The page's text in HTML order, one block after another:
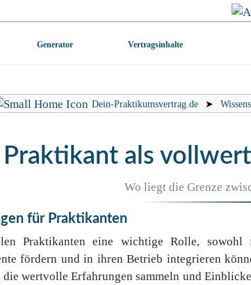
Generator Vertragsinhalte
Dein-Praktikumsvertrag.de ➤
Praktikant als
Wo liegt die Grenze
für Praktikanten
Praktikanten eine wichtige Rolle, sowohl
fördern und in ihren Betrieb integrieren
wertvolle Erfahrungen sammeln und